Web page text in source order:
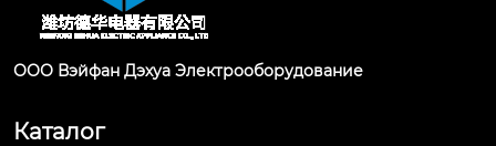
ООО Вэйфан Дэхуа Электрооборудование
Каталог